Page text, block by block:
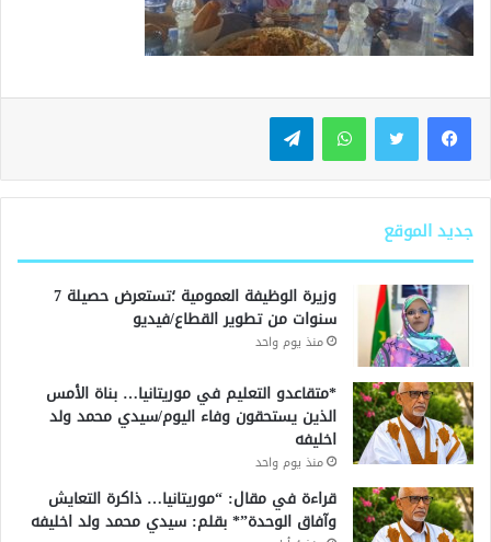
واتساب تيلقرام
جديد الموقع
وزيرة الوظيفة العمومية ؛تستعرض حصيلة 7
سنوات من تطوير القطاع/فيديو
منذ يوم واحد
*متقاعدو التعليم في موريتانيا… بناة الأمس
الذين يستحقون وفاء اليوم/سيدي محمد ولد
اخليفه
منذ يوم واحد
قراءة في مقال: “موريتانيا… ذاكرة التعايش
وآفاق الوحدة”* بقلم: سيدي محمد ولد اخليفه